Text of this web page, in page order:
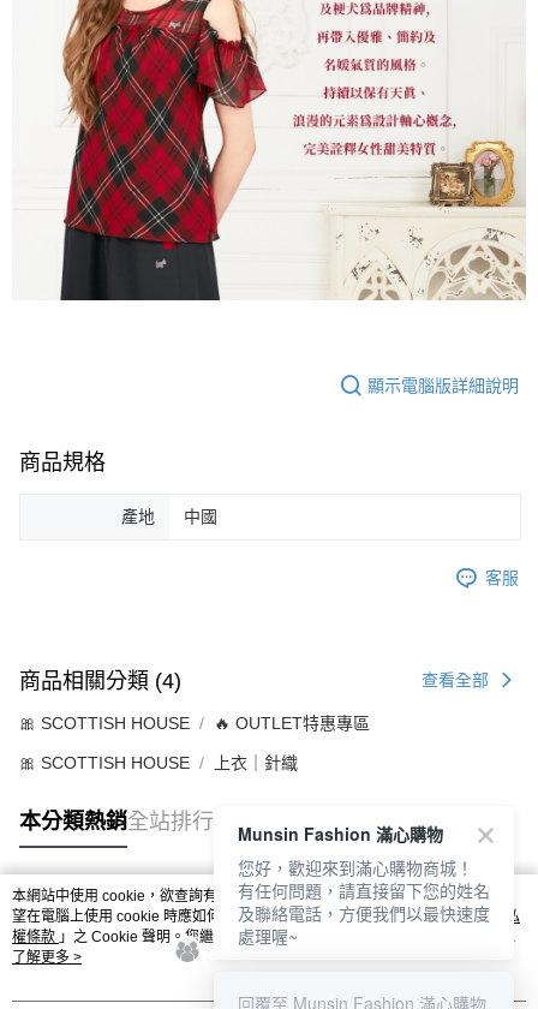
顯示電腦版詳細說明
商品規格
產地 中國
客服
商品相關分類 (4) 查看全部
🎀 SCOTTISH HOUSE 🔥 OUTLET特惠專區
🎀 SCOTTISH HOUSE 上衣｜針織
本分類熱銷全站排行
熱門標籤
本網站中使用 cookie，欲查詢有關本網站使用 cookie 方式之詳情，及若您不希
望在電腦上使用 cookie 時應如何變更電腦的 cookie 設定，請參閱本網站「
隱私
權條款 」之 Cookie 聲明。您繼續使用本網站即表示您同意本公司得按本網站使
用條款之 Cookie 聲明使用 cookie。
了解更多 >
Munsin Fashion 滿心購物
您好，歡迎來到滿心購物商城！
有任何問題，請直接留下您的姓名
及聯絡電話，方便我們以最快速度
處理喔~
回覆至 Munsin Fashion 滿心購物